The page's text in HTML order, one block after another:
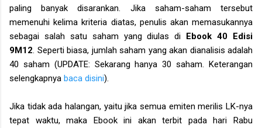
paling banyak disarankan. Jika saham-saham tersebut
memenuhi kelima kriteria diatas, penulis akan memasukannya
sebagai salah satu saham yang diulas di Ebook 40 Edisi
9M12 . Seperti biasa, jumlah saham yang akan dianalisis adalah
40 saham (UPDATE: Sekarang hanya 30 saham. Keterangan
selengkapnya baca disini).
Jika tidak ada halangan, yaitu jika semua emiten merilis LK-nya
tepat waktu, maka Ebook ini akan terbit pada hari Rabu